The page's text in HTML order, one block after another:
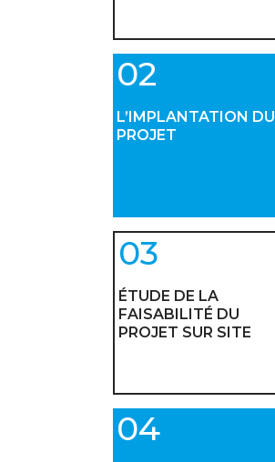
L’IMPLANTATION DU
PROJET
ÉTUDE DE LA
FAISABILITÉ DU
PROJET SUR SITE